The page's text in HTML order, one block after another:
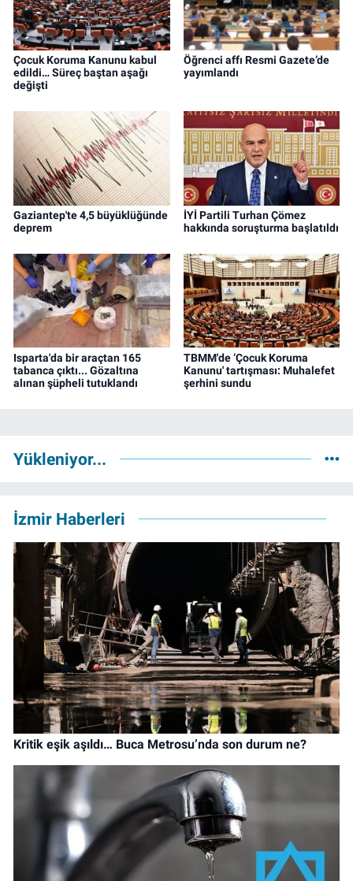
Çocuk Koruma Kanunu kabul
edildi… Süreç baştan aşağı
değişti
Öğrenci affı Resmi Gazete’de
yayımlandı
Gaziantep'te 4,5 büyüklüğünde
deprem
İYİ Partili Turhan Çömez
hakkında soruşturma başlatıldı
Isparta'da bir araçtan 165
tabanca çıktı... Gözaltına
alınan şüpheli tutuklandı
TBMM'de ‘Çocuk Koruma
Kanunu' tartışması: Muhalefet
şerhini sundu
Yükleniyor...
İzmir Haberleri
Kritik eşik aşıldı… Buca Metrosu’nda son durum ne?